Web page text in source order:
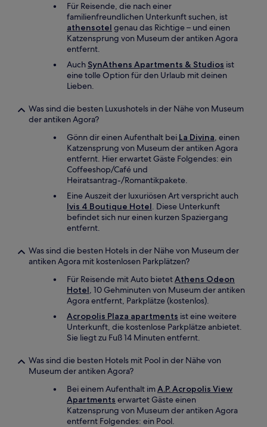
Für Reisende, die nach einer
familienfreundlichen Unterkunft suchen, ist
athensotel genau das Richtige – und einen
Katzensprung von Museum der antiken Agora
entfernt.
Auch SynAthens Apartments & Studios ist
eine tolle Option für den Urlaub mit deinen
Lieben.
Was sind die besten Luxushotels in der Nähe von Museum
der antiken Agora?
Gönn dir einen Aufenthalt bei La Divina, einen
Katzensprung von Museum der antiken Agora
entfernt. Hier erwartet Gäste Folgendes: ein
Coffeeshop/Café und
Heiratsantrag-/Romantikpakete.
Eine Auszeit der luxuriösen Art verspricht auch
Ivis 4 Boutique Hotel. Diese Unterkunft
befindet sich nur einen kurzen Spaziergang
entfernt.
Was sind die besten Hotels in der Nähe von Museum der
antiken Agora mit kostenlosen Parkplätzen?
Für Reisende mit Auto bietetAthens Odeon
Hotel, 10 Gehminuten von Museum der antiken
Agora entfernt, Parkplätze (kostenlos).
Acropolis Plaza apartments ist eine weitere
Unterkunft, die kostenlose Parkplätze anbietet.
Sie liegt zu Fuß 14 Minuten entfernt.
Was sind die besten Hotels mit Pool in der Nähe von
Museum der antiken Agora?
Bei einem Aufenthalt imA.P. Acropolis View
Apartments erwartet Gäste einen
Katzensprung von Museum der antiken Agora
entfernt Folgendes: ein Pool.